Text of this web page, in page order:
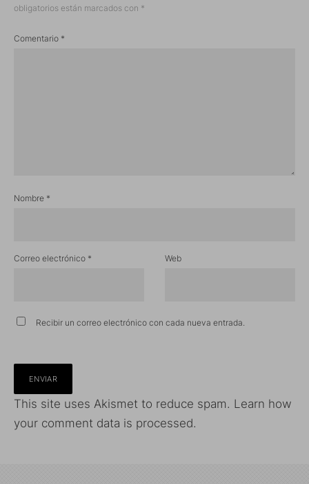
obligatorios están marcados con *
Comentario *
Nombre *
Correo electrónico * Web
Recibir un correo electrónico con cada nueva entrada.
This site uses Akismet to reduce spam. Learn how
your comment data is processed.